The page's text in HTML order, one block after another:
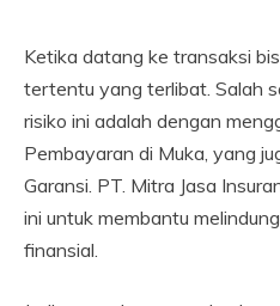
Ketika datang ke transaksi
tertentu yang terlibat. Salah
risiko ini adalah dengan
Pembayaran di Muka, yang
Garansi. PT. Mitra Jasa
ini untuk membantu
finansial.